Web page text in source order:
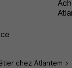
chez Atlantem